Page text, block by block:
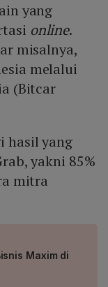
yang
online.
misalnya,
melalui
(Bitcar
hasil yang
yakni 85%
mitra
Maxim di